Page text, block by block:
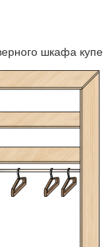
шкафа купе